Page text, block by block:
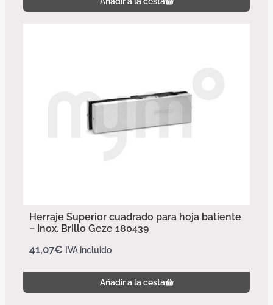
Herraje Superior cuadrado para hoja batiente
– Inox. Brillo Geze 180439
41,07€ IVA incluido
Añadir a la cesta